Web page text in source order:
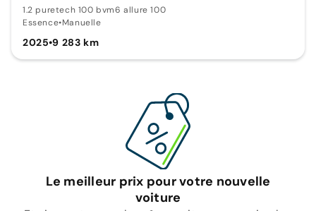
1.2 puretech 100 bvm6 allure 100
Essence•Manuelle
2025•9 283 km
Le meilleur prix pour votre nouvelle
voiture